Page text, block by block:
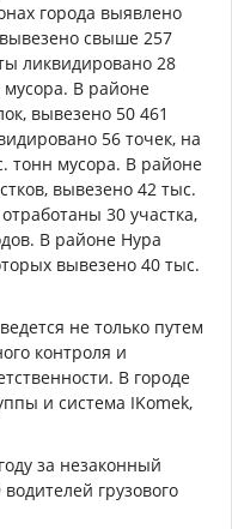
города выявлено
свыше 257
ликвидировано 28
мусора. В районе
вывезено 50 461
56 точек, на
тонн мусора. В районе
вывезено 42 тыс.
30 участка,
В районе Нура
вывезено 40 тыс.
не только путем
контроля и
В городе
и система IKomek,
за незаконный
грузового